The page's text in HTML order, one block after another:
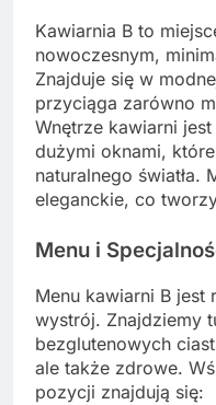
Kawiarnia B to
nowoczesnym,
Znajduje się w
przyciąga zarówno
Wnętrze kawiarni
dużymi oknami,
naturalnego światła.
eleganckie, co
Menu i
Menu kawiarni B jest
wystrój. Znajdziemy
bezglutenowych
ale także zdrowe.
pozycji znajdują się: